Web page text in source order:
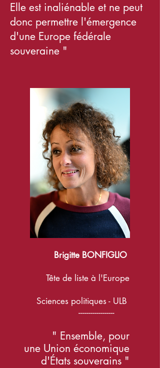
Elle est inaliénable et ne peut
donc permettre l'émergence
d'une Europe fédérale
souveraine "
Brigitte BONFIGLIO
Tête de liste à l'Europe
Sciences politiques - ULB
------------------
" Ensemble, pour
une Union économique
d'États souverains "